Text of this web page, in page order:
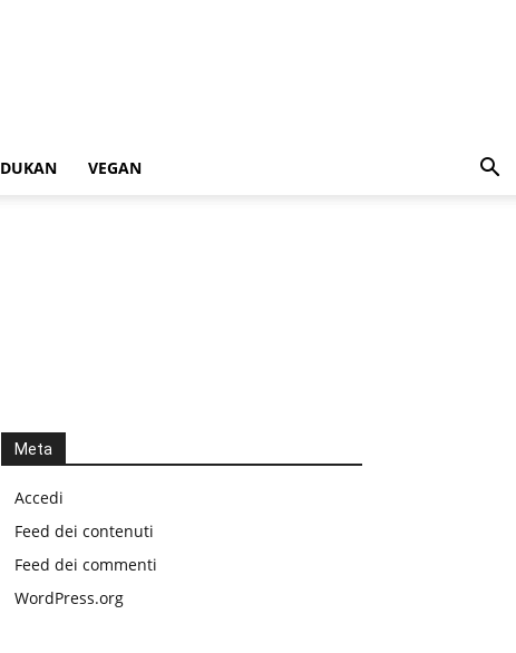
DUKAN VEGAN
Meta
Accedi
Feed dei contenuti
Feed dei commenti
WordPress.org